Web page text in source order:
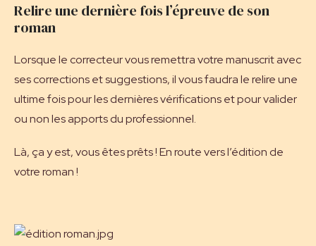
Relire une dernière fois l’épreuve de son
roman
Lorsque le correcteur vous remettra votre manuscrit avec
ses corrections et suggestions, il vous faudra le relire une
ultime fois pour les dernières vérifications et pour valider
ou non les apports du professionnel.
Là, ça y est, vous êtes prêts ! En route vers l’édition de
votre roman !